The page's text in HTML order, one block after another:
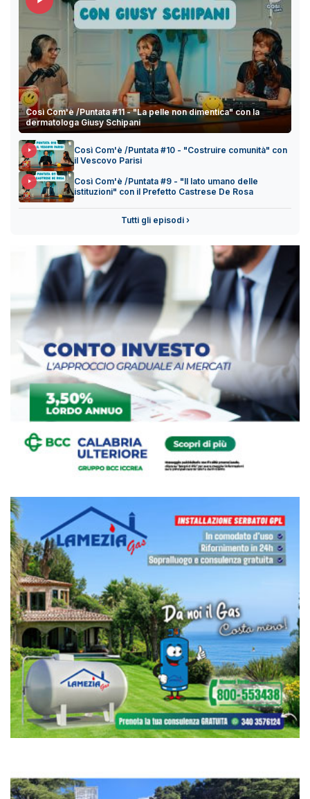
Così Com'è /Puntata #11 - "La pelle non dimentica" con la
dermatologa Giusy Schipani
Così Com'è /Puntata #10 - "Costruire comunità" con
il Vescovo Parisi
Così Com'è /Puntata #9 - "Il lato umano delle
istituzioni" con il Prefetto Castrese De Rosa
Tutti gli episodi ›